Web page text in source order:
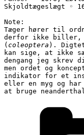
Skjoldtægeslægt ◦
Note:
Tæger hører til
derfor ikke biller,
( coleoptera ).
kan sige, at ikke
dengang jeg skrev
men ordet og
indikator for et
eller en myg og
at bruge